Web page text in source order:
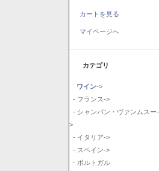
カートを見る
マイページへ
カテゴリ
ワイン->
- フランス->
- シャンパン・ヴァンムスー-
>
- イタリア->
- スペイン->
- ポルトガル